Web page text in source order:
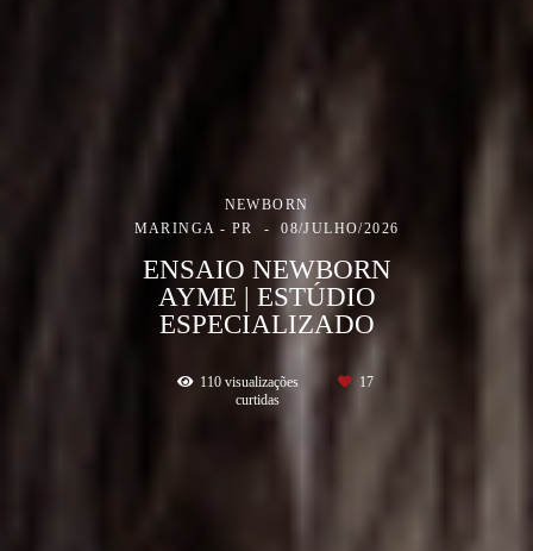
NEWBORN
MARINGA - PR
08/JULHO/2026
ENSAIO NEWBORN
AYME | ESTÚDIO
ESPECIALIZADO
110 visualizações
17
curtidas